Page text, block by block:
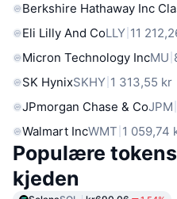
Berkshire Hathaway Inc
Eli Lilly And CoLLY 11
Micron Technology IncMU
SK HynixSKHY 1 313,55 kr
JPmorgan Chase & CoJPM
Walmart IncWMT 1 059,74
Populære
kjeden